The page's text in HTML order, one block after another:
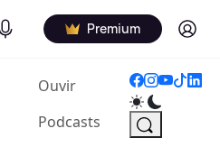
Podcasts Premium Log in
Ouvir(current)
Podcasts